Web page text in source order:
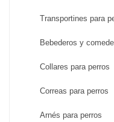
Transportines para
Bebederos y
Collares para perros
Correas para perros
Arnés para perros